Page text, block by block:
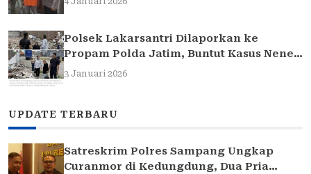
Polsek Lakarsantri Dilaporkan ke
Propam Polda Jatim, Buntut Kasus Nenek
Elina
3 Januari 2026
UPDATE TERBARU
Satreskrim Polres Sampang Ungkap
Curanmor di Kedungdung, Dua Pria